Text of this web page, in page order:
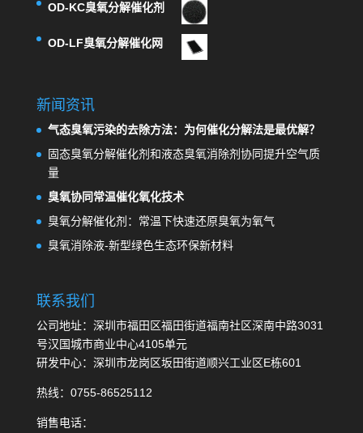
OD-KC臭氧分解催化剂
OD-LF臭氧分解催化网
新闻资讯
气态臭氧污染的去除方法：为何催化分解法是最优解？
固态臭氧分解催化剂和液态臭氧消除剂协同提升空气质
量
臭氧协同常温催化氧化技术
臭氧分解催化剂：常温下快速还原臭氧为氧气
臭氧消除液-新型绿色生态环保新材料
联系我们
公司地址：深圳市福田区福田街道福南社区深南中路3031
号汉国城市商业中心4105单元
研发中心：深圳市龙岗区坂田街道顺兴工业区E栋601
热线：0755-86525112
销售电话：